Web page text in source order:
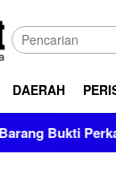
DAERAH
Inkrah di